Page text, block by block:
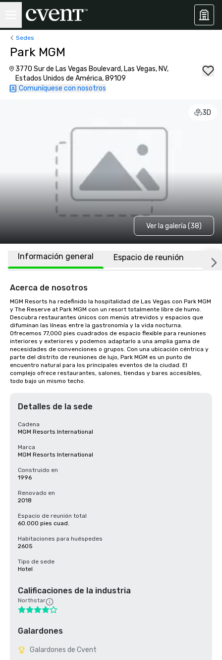
Sedes
Park MGM
3770 Sur de Las Vegas Boulevard, Las Vegas, NV,
Estados Unidos de América, 89109
Comuníquese con nosotros
3D
Ver la galería (38)
Información general Espacio de reunión
Acerca de nosotros
MGM Resorts ha redefinido la hospitalidad de Las Vegas con Park MGM
y The Reserve at Park MGM con un resort totalmente libre de humo.
Descubra restaurantes únicos con menús atrevidos y espacios que
difuminan las líneas entre la gastronomía y la vida nocturna.
Ofrecemos 77,000 pies cuadrados de espacio flexible para reuniones
interiores y exteriores y podemos adaptarlo a una amplia gama de
necesidades de convenciones o grupos. Con una ubicación céntrica y
parte del distrito de reuniones de lujo, Park MGM es un punto de
encuentro natural para los principales eventos de la ciudad. El
complejo ofrece restaurantes, salones, tiendas y bares accesibles,
todo bajo un mismo techo.
Detalles de la sede
Cadena
MGM Resorts International
Marca
MGM Resorts International
Construido en
1996
Renovado en
2018
Espacio de reunión total
60.000 pies cuad.
Habitaciones para huéspedes
2605
Tipo de sede
Hotel
Calificaciones de la industria
Northstar
Galardones
Galardones de Cvent